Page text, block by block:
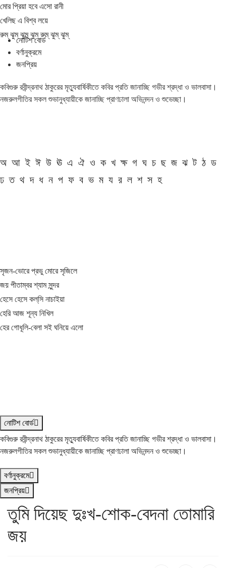
মোর প্রিয়া হবে এসো রানী
খেলিছ এ বিশ্ব লয়ে
রুম্ ঝুম্ ঝুম্ ঝুম্ রুম্ ঝুম্ ঝুম্
নোটিশ বোর্ড
বর্ণানুক্রমে
জনপ্রিয়
কবিগুরু রবীন্দ্রনাথ ঠাকুরের মৃত্যুবার্ষিকীতে কবির প্রতি জানাচ্ছি গভীর শ্রদ্ধা ও ভালবাসা।
নজরুলগীতির সকল শুভানুধ্যায়ীকে জানাচ্ছি প্রাণঢালা অভিনন্দন ও শুভেচ্ছা।
অ আ ই ঈ উ ঊ এ ঐ ও ক খ ক্ষ গ ঘ চ ছ জ ঝ ট ঠ ড
ঢ ত থ দ ধ ন প ফ ব ভ ম য র ল শ স হ
সৃজন-ভোরে প্রভু মোরে সৃজিলে
জয় পীতাম্বর শ্যাম সুন্দর
হেসে হেসে কল্‌সি নাচাইয়া
হেরি আজ শূন্য নিখিল
হের গোধূলি-বেলা সই ঘনিয়ে এলো
নোটিশ বোর্ড
কবিগুরু রবীন্দ্রনাথ ঠাকুরের মৃত্যুবার্ষিকীতে কবির প্রতি জানাচ্ছি গভীর শ্রদ্ধা ও ভালবাসা।
নজরুলগীতির সকল শুভানুধ্যায়ীকে জানাচ্ছি প্রাণঢালা অভিনন্দন ও শুভেচ্ছা।
বর্ণানুক্রমে
জনপ্রিয়
তুমি দিয়েছ দুঃখ-শোক-বেদনা তোমারি
জয়